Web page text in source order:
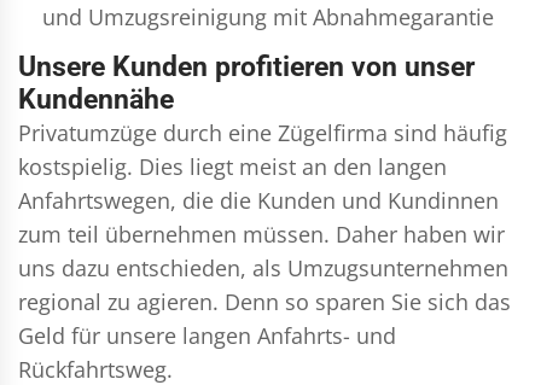
und Umzugsreinigung mit Abnahmegarantie
Unsere Kunden profitieren von unser
Kundennähe
Privatumzüge durch eine Zügelfirma sind häufig
kostspielig. Dies liegt meist an den langen
Anfahrtswegen, die die Kunden und Kundinnen
zum teil übernehmen müssen. Daher haben wir
uns dazu entschieden, als Umzugsunternehmen
regional zu agieren. Denn so sparen Sie sich das
Geld für unsere langen Anfahrts- und
Rückfahrtsweg.